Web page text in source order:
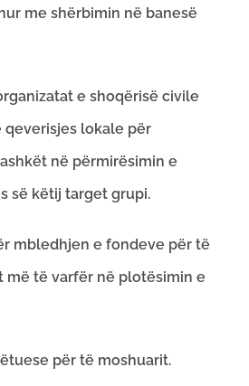
me shërbimin në banesë
e shoqërisë civile
lokale për
në përmirësimin e
së këtij target grupi.
e fondeve për të
më të varfër në plotësimin e
për të moshuarit.